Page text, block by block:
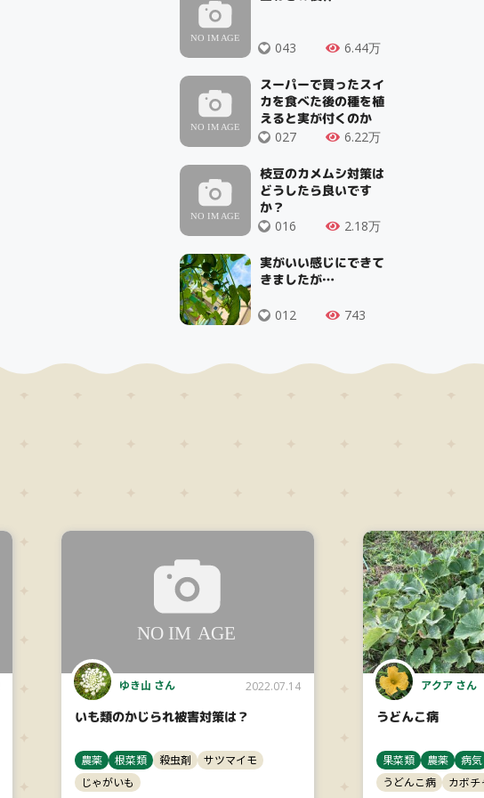
043 6.44万
スーパーで買ったスイ
カを食べた後の種を植
えると実が付くのか
027 6.22万
枝豆のカメムシ対策は
どうしたら良いです
か？
016 2.18万
実がいい感じにできて
きましたが…
012 743
ゆき山 さん 2022.07.14
いも類のかじられ被害対策は？
農薬 根菜類 殺虫剤
サツマイモ
じゃがいも
アクア さん
うどんこ病
果菜類 農薬
病気
うどんこ病
カボチ